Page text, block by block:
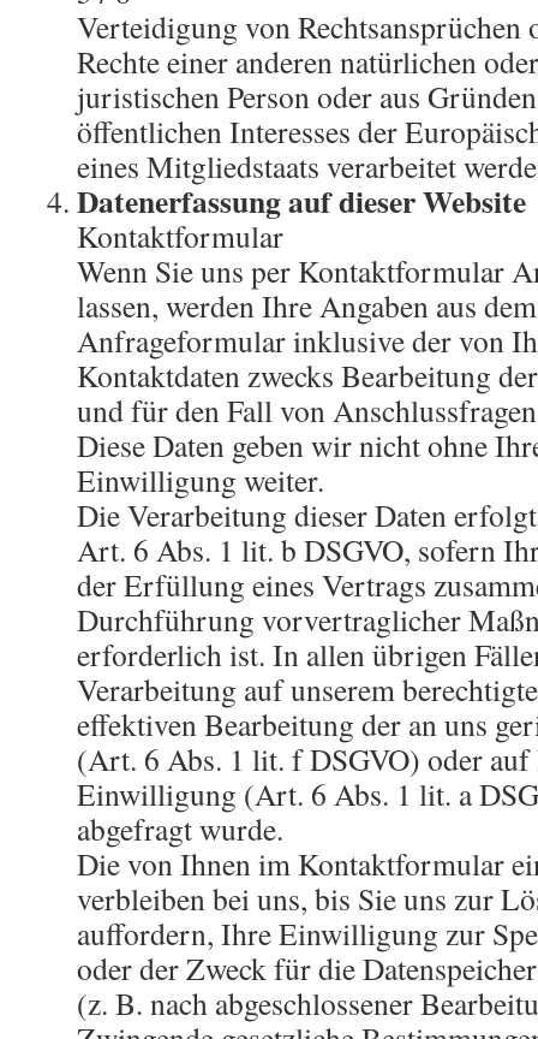
Verteidigung von Rechtsansprüchen
Rechte einer anderen natürlichen oder
juristischen Person oder aus
öffentlichen Interesses der
eines Mitgliedstaats verarbeitet
Datenerfassung auf dieser Website
Kontaktformular
Wenn Sie uns per Kontaktformular
lassen, werden Ihre Angaben aus dem
Anfrageformular inklusive der von
Kontaktdaten zwecks Bearbeitung
und für den Fall von
Diese Daten geben wir nicht ohne
Einwilligung weiter.
Die Verarbeitung dieser Daten
Art. 6 Abs. 1 lit. b DSGVO, sofern
der Erfüllung eines Vertrags
Durchführung vorvertraglicher
erforderlich ist. In allen übrigen
Verarbeitung auf unserem
effektiven Bearbeitung der an uns
(Art. 6 Abs. 1 lit. f DSGVO) oder
Einwilligung (Art. 6 Abs. 1 lit. a
abgefragt wurde.
Die von Ihnen im Kontaktformular
verbleiben bei uns, bis Sie uns zur
auffordern, Ihre Einwilligung zur
oder der Zweck für die
(z. B. nach abgeschlossener